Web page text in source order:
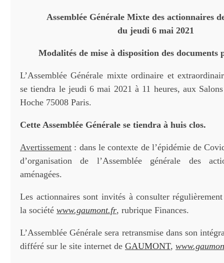
Assemblée Générale Mixte des actionnaires
du jeudi 6 mai 2021
Modalités de mise à disposition des documents
L’Assemblée Générale mixte ordinaire et
se tiendra le jeudi 6 mai 2021 à 11 heures, aux
Hoche 75008 Paris.
Cette Assemblée Générale se tiendra à huis clos.
Avertissement : dans le contexte de l’épidémie de
d’organisation de l’Assemblée générale des
aménagées.
Les actionnaires sont invités à consulter
la société www.gaumont.fr, rubrique Finances.
L’Assemblée Générale sera retransmise dans son
différé sur le site internet de GAUMONT,